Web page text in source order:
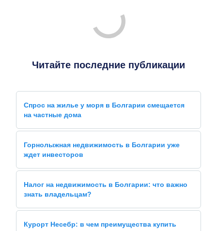
Читайте последние публикации
Спрос на жилье у моря в Болгарии смещается
на частные дома
Горнолыжная недвижимость в Болгарии уже
ждет инвесторов
Налог на недвижимость в Болгарии: что важно
знать владельцам?
Курорт Несебр: в чем преимущества купить